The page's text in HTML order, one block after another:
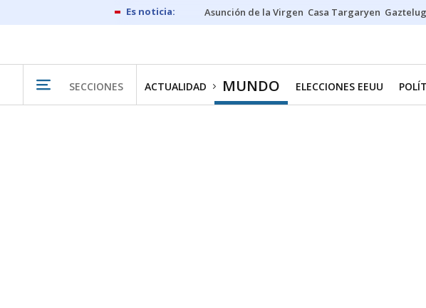
Asunción de la Virgen Casa Targaryen
SECCIONES ACTUALIDAD MUNDO ELECCIONES EEUU